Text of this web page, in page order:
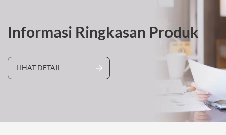
Informasi Ringkasan Produk
LIHAT DETAIL